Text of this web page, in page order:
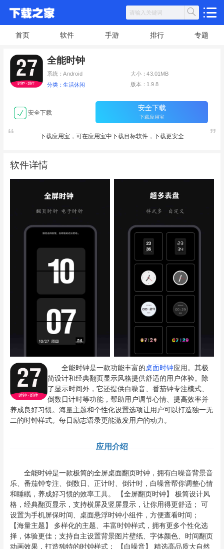
首页 软件 手游 排行 专题
全能时钟
系统：Android 大小：43.01MB
分类：生活休闲 版本：1.9.8
安全下载
安全下载
下载应用宝
下载应用宝，可在应用宝中下载目标软件，下载更安全
软件详情
全能时钟是一款功能丰富的桌面时钟应用。其极
简设计和经典翻页显示风格提供舒适的用户体验。除
了显示时间外，它还提供白噪音、番茄钟专注模式、
倒数日计时等功能，帮助用户调节心情、提高效率并
养成良好习惯。海量主题和个性化设置选项让用户可以打造独一无
二的时钟样式。每日励志语录更能激发用户的动力。
应用介绍
全能时钟是一款极简的全屏桌面翻页时钟，拥有白噪音背景音
乐、番茄钟专注、倒数日、正计时、倒计时，白噪音帮你调整心情
和睡眠，养成好习惯的效率工具。 【全屏翻页时钟】 极简设计风
格，经典翻页显示，支持横屏及竖屏显示，让你用得更舒适； 可
设置为手机屏保时间、桌面悬浮时钟小组件，方便查看时间；
【海量主题】 多样化的主题、丰富时钟样式，拥有更多个性化选
择，体验更佳；支持自主设置背景图片壁纸、字体颜色、时间翻页
动画效果，打造独特的时钟样式； 【白噪音】 精选高品质大自然